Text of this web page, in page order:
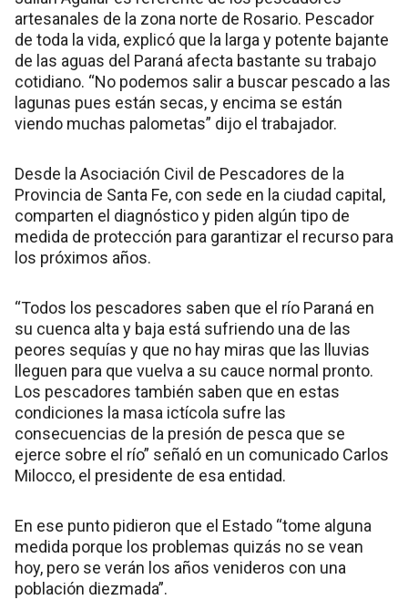
artesanales de la zona norte de Rosario. Pescador
de toda la vida, explicó que la larga y potente bajante
de las aguas del Paraná afecta bastante su trabajo
cotidiano. “No podemos salir a buscar pescado a las
lagunas pues están secas, y encima se están
viendo muchas palometas” dijo el trabajador.
Desde la Asociación Civil de Pescadores de la
Provincia de Santa Fe, con sede en la ciudad capital,
comparten el diagnóstico y piden algún tipo de
medida de protección para garantizar el recurso para
los próximos años.
“Todos los pescadores saben que el río Paraná en
su cuenca alta y baja está sufriendo una de las
peores sequías y que no hay miras que las lluvias
lleguen para que vuelva a su cauce normal pronto.
Los pescadores también saben que en estas
condiciones la masa ictícola sufre las
consecuencias de la presión de pesca que se
ejerce sobre el río” señaló en un comunicado Carlos
Milocco, el presidente de esa entidad.
En ese punto pidieron que el Estado “tome alguna
medida porque los problemas quizás no se vean
hoy, pero se verán los años venideros con una
población diezmada”.